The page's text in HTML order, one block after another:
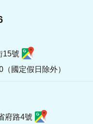
15號
國定假日除外）
府路4號